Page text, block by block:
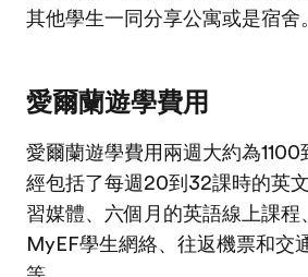
其他學生一同分享公寓或是宿舍。
愛爾蘭遊學費用
愛爾蘭遊學費用兩週大約為
經包括了每週20到32課時的英
習媒體、六個月的英語線上課程
MyEF學生網絡、往返機票和交